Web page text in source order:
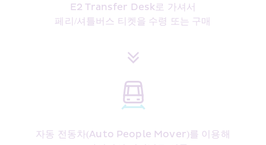
E2 Transfer Desk로 가셔서
페리/셔틀버스 티켓을 수령 또는 구매
자동 전동차(Auto People Mover)를 이용해